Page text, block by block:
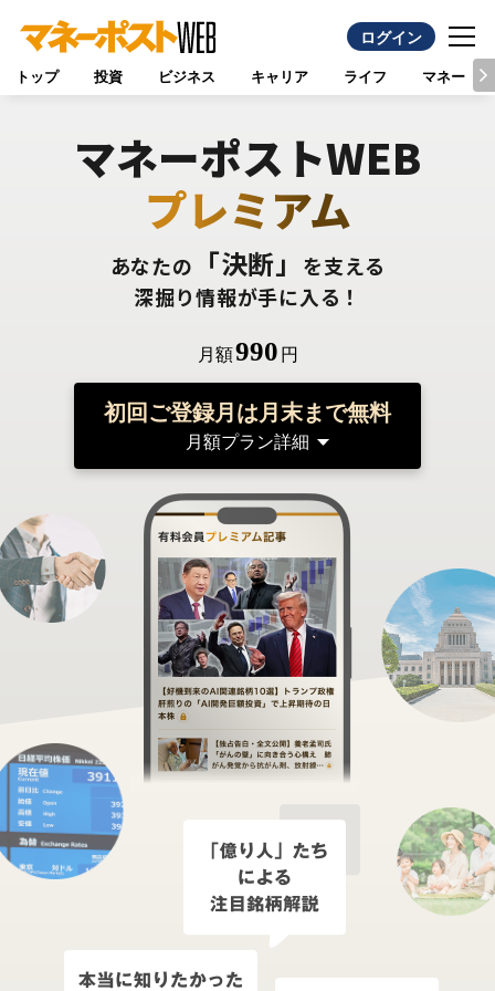
ログイン
トップ 投資 ビジネス キャリア ライフ マネー
マネーポストWEB
プレミアム
あなたの 「決断」
を支える
深掘り情報が手に入る！
月額990 円
初回ご登録月は月末まで無料
月額プラン詳細